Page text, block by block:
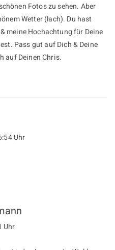
Fotos zu sehen. Aber
Wetter (lach). Du hast
meine Hochachtung für Deine
Pass gut auf Dich & Deine
auf Deinen Chris.
Uhr
Uhr